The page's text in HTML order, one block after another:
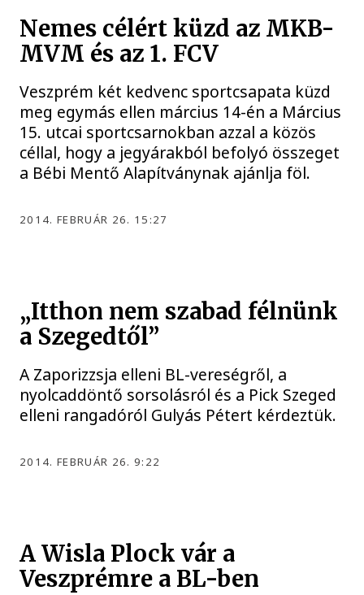
Nemes célért küzd az MKB-
MVM és az 1. FCV
Veszprém két kedvenc sportcsapata küzd
meg egymás ellen március 14-én a Március
15. utcai sportcsarnokban azzal a közös
céllal, hogy a jegyárakból befolyó összeget
a Bébi Mentő Alapítványnak ajánlja föl.
2014. FEBRUÁR 26. 15:27
„Itthon nem szabad félnünk
a Szegedtől”
A Zaporizzsja elleni BL-vereségről, a
nyolcaddöntő sorsolásról és a Pick Szeged
elleni rangadóról Gulyás Pétert kérdeztük.
2014. FEBRUÁR 26. 9:22
A Wisla Plock vár a
Veszprémre a BL-ben